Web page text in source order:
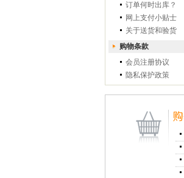
订单何时出库？
网上支付小贴士
关于送货和验货
购物条款
会员注册协议
隐私保护政策